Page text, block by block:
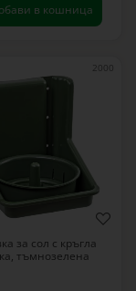
в кошница
за сол с кръгла
тъмнозелена